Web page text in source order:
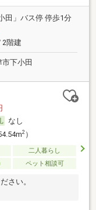
田」バス停 停歩1分
2階建
下小田
なし
2）
二人暮らし
ペット相談可
さい。